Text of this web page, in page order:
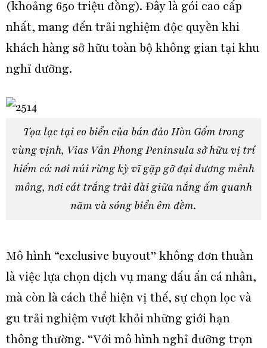
(khoảng 650 triệu đồng). Đây là gói cao cấp
nhất, mang đến trải nghiệm độc quyền khi
khách hàng sở hữu toàn bộ không gian tại khu
nghỉ dưỡng.
Tọa lạc tại eo biển của bán đảo Hòn Gốm trong
vùng vịnh, Vias Vân Phong Peninsula sở hữu vị trí
hiếm có: nơi núi rừng kỳ vĩ gặp gỡ đại dương mênh
mông, nơi cát trắng trải dài giữa nắng ấm quanh
năm và sóng biển êm đềm.
Mô hình “exclusive buyout” không đơn thuần
là việc lựa chọn dịch vụ mang dấu ấn cá nhân,
mà còn là cách thể hiện vị thế, sự chọn lọc và
gu trải nghiệm vượt khỏi những giới hạn
thông thường. “Với mô hình nghỉ dưỡng trọn